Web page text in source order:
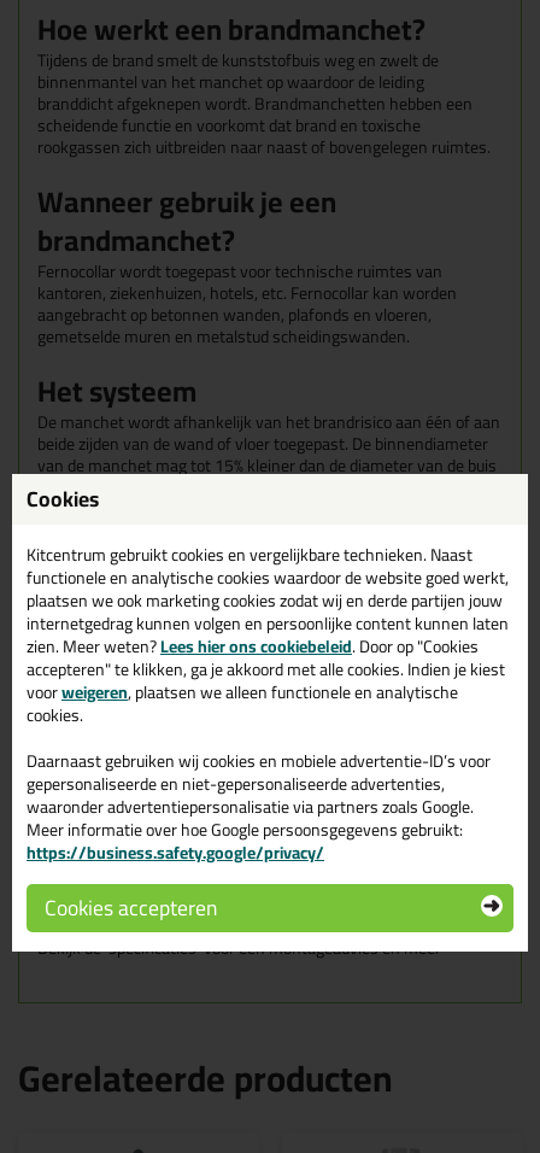
Hoe werkt een brandmanchet?
Tijdens de brand smelt de kunststofbuis weg en zwelt de
binnenmantel van het manchet op waardoor de leiding
branddicht afgeknepen wordt.Brandmanchetten hebben een
scheidende functie en voorkomt dat brand en toxische
rookgassen zich uitbreiden naar naast of bovengelegen ruimtes.
Wanneer gebruik je een
brandmanchet?
Fernocollar wordt toegepast voor technische ruimtes van
kantoren, ziekenhuizen, hotels, etc. Fernocollar kan worden
aangebracht op betonnen wanden, plafonds en vloeren,
gemetselde muren en metalstud scheidingswanden.
Het systeem
De manchet wordt afhankelijk van het brandrisico aan één of aan
beide zijden van de wand of vloer toegepast. De binnendiameter
van de manchet mag tot 15% kleiner dan de diameter van de buis
zijn. Ondergronden dienen vlak te zijn. De lippen van de manchet
worden met keilbouten, betonschroeven of spreidankers (M6)
wanden met standaard gipsplaatschroeven door de volledig
plaatdikte monteren. In Fernoboard met Fischer HM 5x37S
hollewand pluggen monteren. Om rookdoorslag te voorkomen
wordt de buis eerst rondom metFernocrylafgekit.
Bekijk de 'specificaties' voor een montageadvies en meer
Gerelateerde producten
Cookies
Kitcentrum gebruikt cookies en vergelijkbare technieken. Naast
functionele en analytische cookies waardoor de website goed werkt,
plaatsen we ook marketing cookies zodat wij en derde partijen jouw
internetgedrag kunnen volgen en persoonlijke content kunnen laten
zien. Meer weten?Lees hier ons cookiebeleid. Door op "Cookies
accepteren" te klikken, ga je akkoord met alle cookies. Indien je kiest
voorweigeren, plaatsen we alleen functionele en analytische
cookies.
Daarnaast gebruiken wij cookies en mobiele advertentie-ID’s voor
gepersonaliseerde en niet-gepersonaliseerde advertenties,
waaronder advertentiepersonalisatie via partners zoals Google.
Meer informatie over hoe Google persoonsgegevens gebruikt:
https://business.safety.google/privacy/
Cookies accepteren